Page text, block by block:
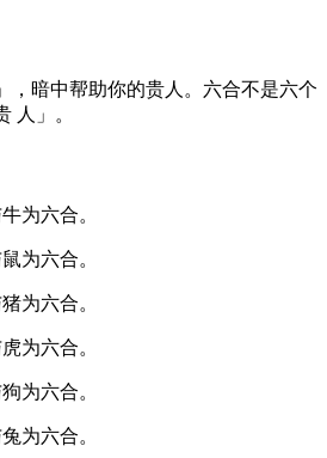
，暗中帮助你的贵⼈。六合不是六个
⼈」。
为六合。
为六合。
为六合。
为六合。
为六合。
为六合。